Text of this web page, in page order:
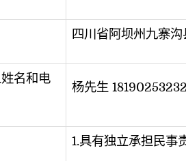
四川省阿坝州九寨
名和电
杨先生 18190253232
1.具有独立承担民事